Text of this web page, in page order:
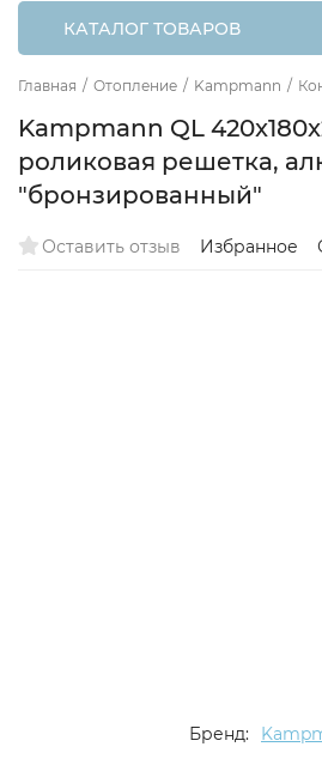
КАТАЛОГ ТОВАРОВ
Главная / Отопление / Kampmann /
Kampmann QL
роликовая решетка,
"бронзированный"
Оставить отзыв Избранное
Бренд: